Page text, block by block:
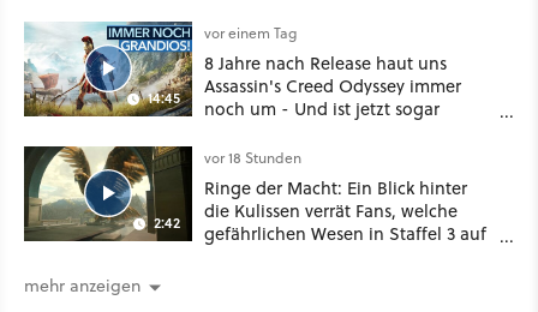
14:45
vor einem Tag
8 Jahre nach Release haut uns
Assassin's Creed Odyssey immer
noch um - Und ist jetzt sogar
2:42
vor 18 Stunden
Ringe der Macht: Ein Blick hinter
die Kulissen verrät Fans, welche
gefährlichen Wesen in Staffel 3 auf
mehr anzeigen